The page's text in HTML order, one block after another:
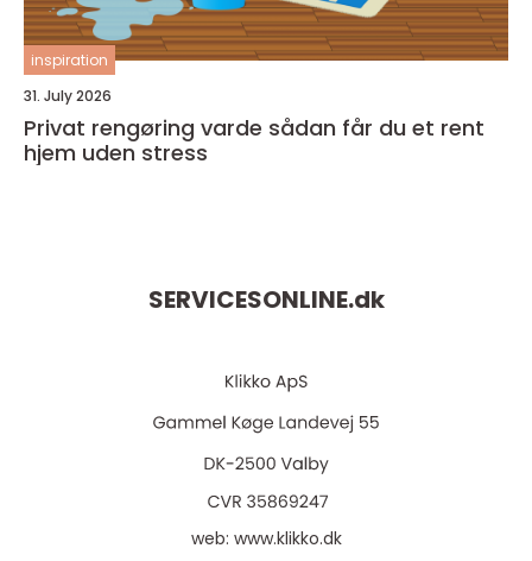
inspiration
31. July 2026
Privat rengøring varde sådan får du et rent
hjem uden stress
SERVICESONLINE.dk
web: www.klikko.dk